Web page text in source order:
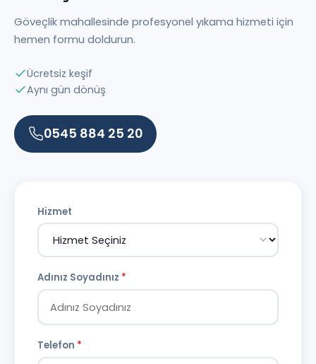
Göveçlik mahallesinde profesyonel yıkama hizmeti için
hemen formu doldurun.
Ücretsiz keşif
Aynı gün dönüş
0545 884 25 20
Hizmet
Adınız Soyadınız *
Telefon *